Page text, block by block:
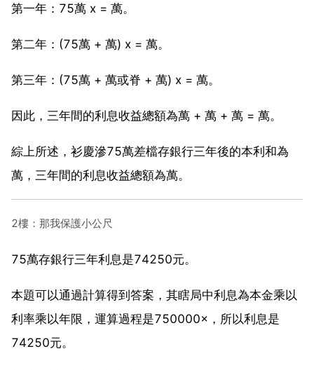
第一年：75萬 x = 萬。
第二年：(75萬 + 萬) x = 萬。
第三年：(75萬 + 萬或脊 + 萬) x = 萬。
因此，三年間的利息收益總額為萬 + 萬 + 萬 = 萬。
綜上所述，衫慶滲75萬差檔存銀行三年後的本利和為
萬，三年間的利息收益總額為萬。
2樓：那我保護小公尺
75萬存銀行三年利息是74250元。
本題可以通過計算得到答案，其瞎局中利息為本金乘以
利率乘以年限，運算過程是750000×，所以利息是
74250元。